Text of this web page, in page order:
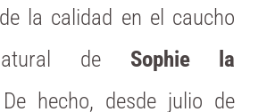
la calidad en el caucho
de Sophie la
De hecho, desde julio de